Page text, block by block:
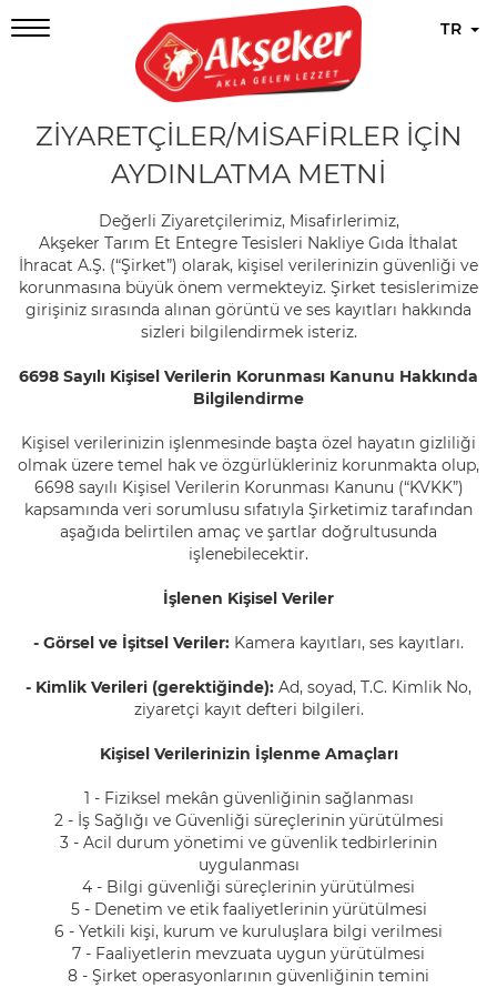
TR
ZİYARETÇİLER/MİSAFİRLER İÇİN
AYDINLATMA METNİ
Değerli Ziyaretçilerimiz, Misafirlerimiz,
Akşeker Tarım Et Entegre Tesisleri Nakliye Gıda İthalat
İhracat A.Ş. (“Şirket”) olarak, kişisel verilerinizin güvenliği ve
korunmasına büyük önem vermekteyiz. Şirket tesislerimize
girişiniz sırasında alınan görüntü ve ses kayıtları hakkında
sizleri bilgilendirmek isteriz.
6698 Sayılı Kişisel Verilerin Korunması Kanunu Hakkında
Bilgilendirme
Kişisel verilerinizin işlenmesinde başta özel hayatın gizliliği
olmak üzere temel hak ve özgürlükleriniz korunmakta olup,
6698 sayılı Kişisel Verilerin Korunması Kanunu (“KVKK”)
kapsamında veri sorumlusu sıfatıyla Şirketimiz tarafından
aşağıda belirtilen amaç ve şartlar doğrultusunda
işlenebilecektir.
İşlenen Kişisel Veriler
- Görsel ve İşitsel Veriler: Kamera kayıtları, ses kayıtları.
- Kimlik Verileri (gerektiğinde): Ad, soyad, T.C. Kimlik No,
ziyaretçi kayıt defteri bilgileri.
Kişisel Verilerinizin İşlenme Amaçları
1 - Fiziksel mekân güvenliğinin sağlanması
2 - İş Sağlığı ve Güvenliği süreçlerinin yürütülmesi
3 - Acil durum yönetimi ve güvenlik tedbirlerinin
uygulanması
4 - Bilgi güvenliği süreçlerinin yürütülmesi
5 - Denetim ve etik faaliyetlerinin yürütülmesi
6 - Yetkili kişi, kurum ve kuruluşlara bilgi verilmesi
7 - Faaliyetlerin mevzuata uygun yürütülmesi
8 - Şirket operasyonlarının güvenliğinin temini